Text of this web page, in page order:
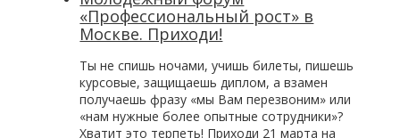
«Профессиональный рост» в
Москве. Приходи!
Ты не спишь ночами, учишь билеты, пишешь
курсовые, защищаешь диплом, а взамен
получаешь фразу «мы Вам перезвоним» или
«нам нужные более опытные сотрудники»?
Хватит это терпеть! Приходи 21 марта на